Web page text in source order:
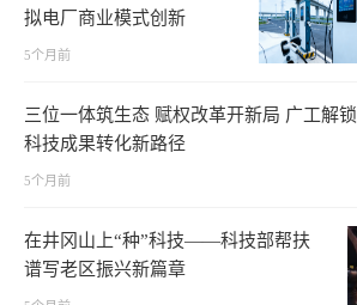
拟电厂商业模式创新
5个月前
三位一体筑生态 赋权改革开新局 广工解锁
科技成果转化新路径
5个月前
在井冈山上“种”科技——科技部帮扶
谱写老区振兴新篇章